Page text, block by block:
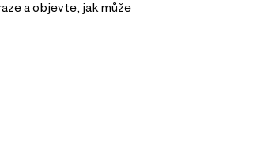
a objevte, jak může